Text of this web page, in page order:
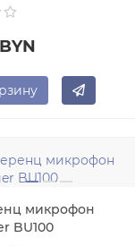
Конденсаторный
микрофон
BU100